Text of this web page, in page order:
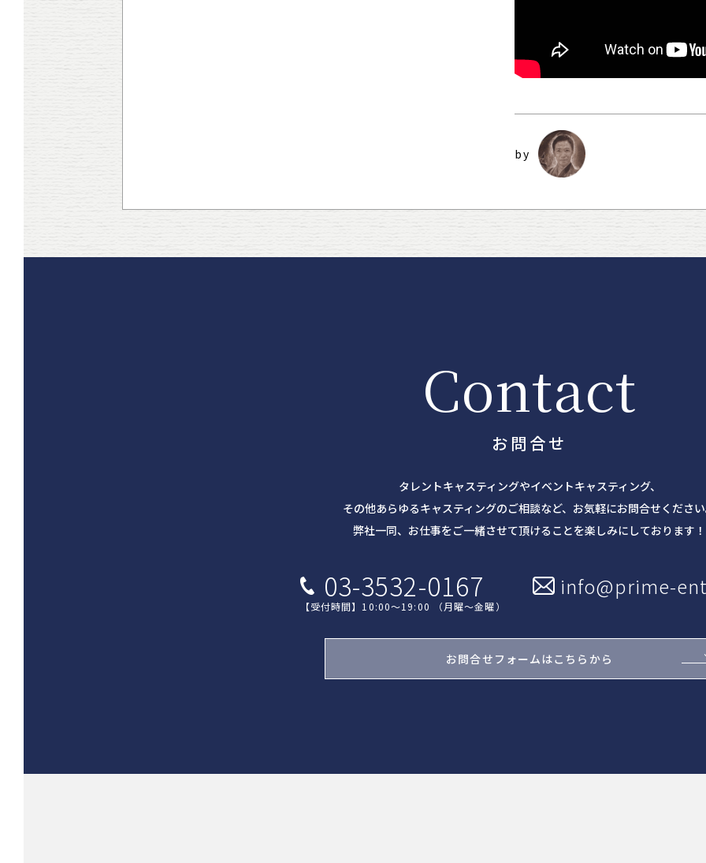
Contact
お問合せ
タレントキャスティングやイベントキャスティング、
その他あらゆるキャスティングのご相談など、お気軽にお問合せください
弊社一同、お仕事をご一緒させて頂けることを楽しみにしております！
03-3532-0167
【受付時間】 10:00～19:00 （月曜～金曜）
info@prime-
お問合せフォームはこちらから